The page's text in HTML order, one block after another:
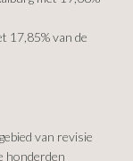
17,85% van de
van revisie
honderden